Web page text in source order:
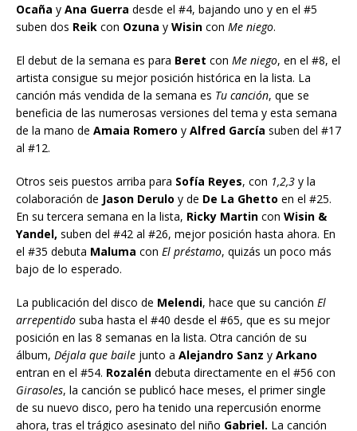
Ocaña y Ana Guerra desde el #4, bajando uno y en el #5
suben dos Reik con Ozuna y Wisin con Me niego.
El debut de la semana es para Beret con Me niego, en el #8, el
artista consigue su mejor posición histórica en la lista. La
canción más vendida de la semana es Tu canción, que se
beneficia de las numerosas versiones del tema y esta semana
de la mano de Amaia Romero y Alfred García suben del #17
al #12.
Otros seis puestos arriba para Sofía Reyes, con 1,2,3 y la
colaboración de Jason Derulo y de De La Ghetto en el #25.
En su tercera semana en la lista, Ricky Martin con Wisin &
Yandel, suben del #42 al #26, mejor posición hasta ahora. En
el #35 debuta Maluma con El préstamo, quizás un poco más
bajo de lo esperado.
La publicación del disco de Melendi, hace que su canción El
arrepentido suba hasta el #40 desde el #65, que es su mejor
posición en las 8 semanas en la lista. Otra canción de su
álbum, Déjala que baile junto a Alejandro Sanz y Arkano
entran en el #54. Rozalén debuta directamente en el #56 con
Girasoles, la canción se publicó hace meses, el primer single
de su nuevo disco, pero ha tenido una repercusión enorme
ahora, tras el trágico asesinato del niño Gabriel. La canción